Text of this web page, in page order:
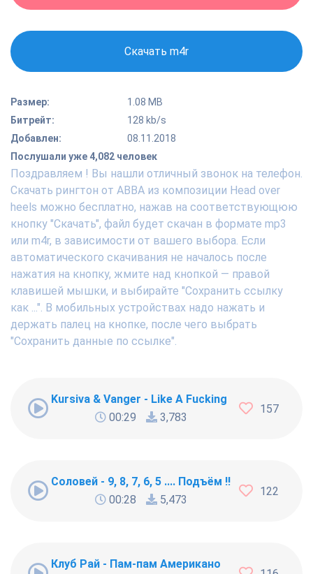
Скачать m4r
Размер:
1.08 MB
Битрейт:
128 kb/s
Добавлен:
08.11.2018
Послушали уже 4,082 человек
Поздравляем ! Вы нашли отличный звонок на телефон.
Скачать рингтон от ABBA из композиции Head over
heels можно бесплатно, нажав на соответствующюю
кнопку "Скачать", файл будет скачан в формате mp3
или m4r, в зависимости от вашего выбора. Если
автоматического скачивания не началось после
нажатия на кнопку, жмите над кнопкой — правой
клавишей мышки, и выбирайте "Сохранить ссылку
как ...". В мобильных устройствах надо нажать и
держать палец на кнопке, после чего выбрать
"Сохранить данные по ссылке".
Kursiva & Vanger - Like A Fucking Newbie
00:29
3,783
157
Соловей - 9, 8, 7, 6, 5 .... Подъём !!!
00:28
5,473
122
Клуб Рай - Пам-пам Американо